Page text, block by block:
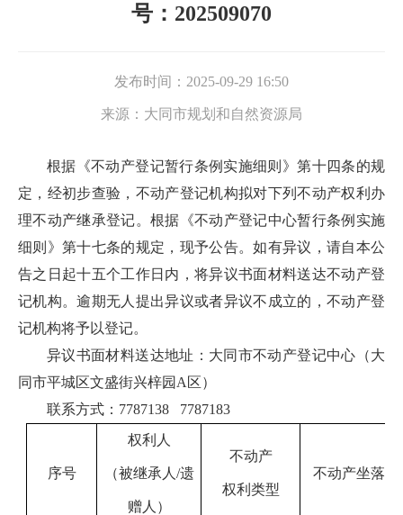
号：202509070
发布时间： 2025-09-29 16:50
来源： 大同市规划和自然资源局
根据《不动产登记暂行条例实施细则》第十四条的规
定，经初步查验，不动产登记机构拟对下列不动产权利办
理不动产继承登记。根据《不动产登记中心暂行条例实施
细则》第十七条的规定，现予公告。如有异议，请自本公
告之日起十五个工作日内，将异议书面材料送达不动产登
记机构。逾期无人提出异议或者异议不成立的，不动产登
记机构将予以登记。
异议书面材料送达地址：大同市不动产登记中心（大
同市平城区文盛街兴梓园A区）
联系方式：7787138 7787183
序号
权利人
（被继承人 /遗
赠人 ）
不动产
权利类型
不动产坐落